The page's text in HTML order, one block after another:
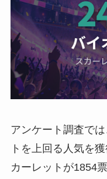
アンケート調査で
トを上回る人気を
カーレットが1854